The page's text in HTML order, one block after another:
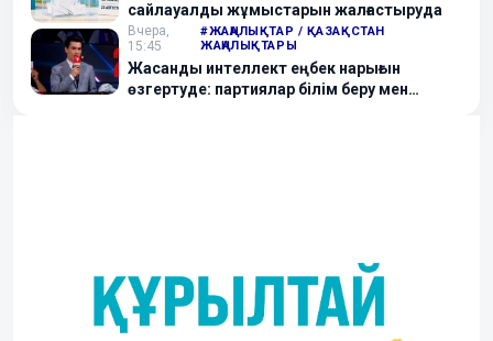
сайлауалды жұмыстарын жалғастыруда
Вчера,
15:45
#ЖАҢАЛЫҚТАР / ҚАЗАҚСТАН
ЖАҢАЛЫҚТАРЫ
Жасанды интеллект еңбек нарығын
өзгертуде: партиялар білім беру мен